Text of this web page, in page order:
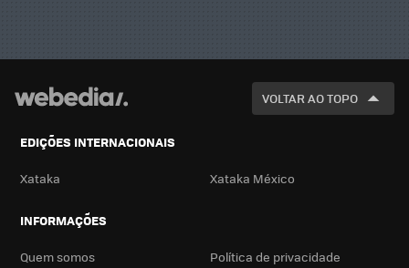
VOLTAR AO TOPO
EDIÇÕES INTERNACIONAIS
Xataka Xataka México
INFORMAÇÕES
Quem somos Política de privacidade